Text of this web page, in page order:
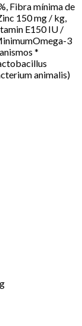
Fibra mínima de
150 mg / kg,
E150 IU /
3
*
animalis)